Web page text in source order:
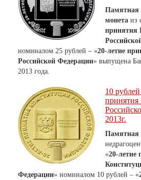
Памятная
монета из
принятия
номиналом 25 рублей – «20-летие
Российской Федерации» выпущена
2013 года.
10
принятия
2013г.
Памятная
«20-летие
Федерации» номиналом 10 рублей – «